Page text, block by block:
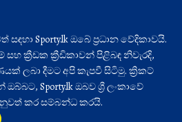
සඳහා Sporty.lk ඔබේ ප්‍රධාන වේදිකාවයි.
සහ ක්‍රීඩක ක්‍රීඩිකාවන් පිළිබඳ නිවැරදි,
ලබා දීමට අපි කැපවී සිටිමු. ක්‍රිකට්
Sporty.lk ඔබව ශ්‍රී ලංකාවේ
කර සම්බන්ධ කරයි.